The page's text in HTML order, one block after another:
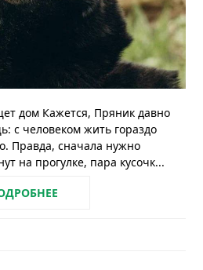
дом Кажется, Пряник давно
с человеком жить гораздо
Правда, сначала нужно
на прогулке, пара кусочк...